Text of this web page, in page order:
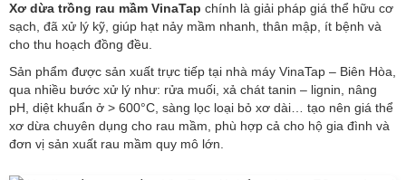
Xơ dừa trồng rau mầm VinaTap chính là giải pháp giá thể hữu cơ
sạch, đã xử lý kỹ, giúp hạt nảy mầm nhanh, thân mập, ít bệnh và
cho thu hoạch đồng đều.
Sản phẩm được sản xuất trực tiếp tại nhà máy VinaTap – Biên Hòa,
qua nhiều bước xử lý như: rửa muối, xả chát tanin – lignin, nâng
pH, diệt khuẩn ở > 600°C, sàng lọc loại bỏ xơ dài… tạo nên giá thể
xơ dừa chuyên dụng cho rau mầm, phù hợp cả cho hộ gia đình và
đơn vị sản xuất rau mầm quy mô lớn.